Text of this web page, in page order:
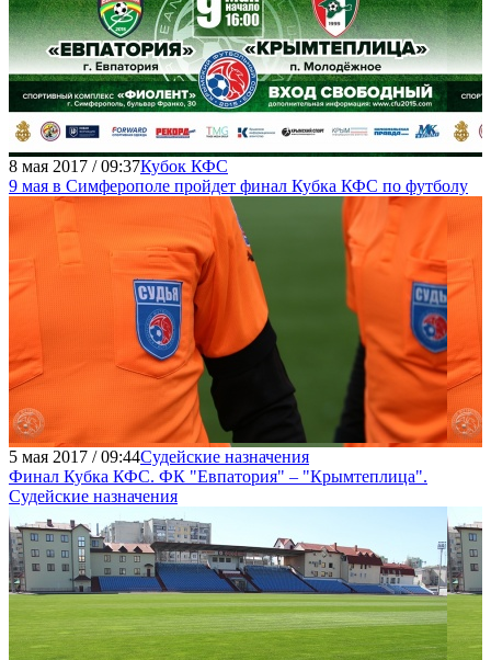
8 мая 2017 / 09:37Кубок КФС
9 мая в Симферополе пройдет финал Кубка КФС по футболу
5 мая 2017 / 09:44Судейские назначения
Финал Кубка КФС. ФК "Евпатория" – "Крымтеплица".
Судейские назначения